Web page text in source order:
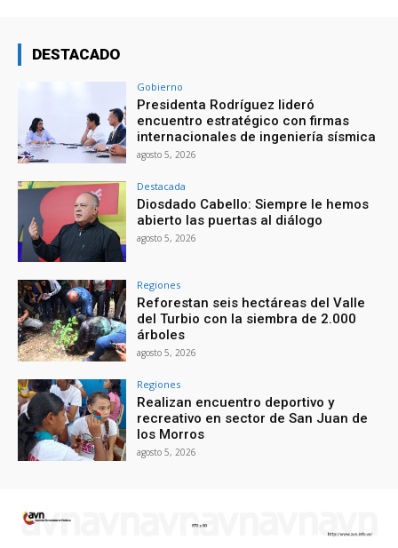
DESTACADO
Gobierno
Presidenta Rodríguez lideró
encuentro estratégico con firmas
internacionales de ingeniería sísmica
agosto 5, 2026
Destacada
Diosdado Cabello: Siempre le hemos
abierto las puertas al diálogo
agosto 5, 2026
Regiones
Reforestan seis hectáreas del Valle
del Turbio con la siembra de 2.000
árboles
agosto 5, 2026
Regiones
Realizan encuentro deportivo y
recreativo en sector de San Juan de
los Morros
agosto 5, 2026